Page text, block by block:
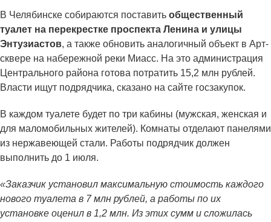
В Челябинске собираются поставить общественный
туалет на перекрестке проспекта Ленина и улицы
Энтузиастов, а также обновить аналогичный объект в Арт-
сквере на набережной реки Миасс. На это администрация
Центрального района готова потратить 15,2 млн рублей.
Власти ищут подрядчика, сказано на сайте госзакупок.
В каждом туалете будет по три кабины (мужская, женская и
для маломобильных жителей). Комнаты отделают панелями
из нержавеющей стали. Работы подрядчик должен
выполнить до 1 июля.
«Заказчик установил максимальную стоимость каждого
нового туалета в 7 млн рублей, а работы по их
установке оценил в 1,2 млн. Из этих сумм и сложилась